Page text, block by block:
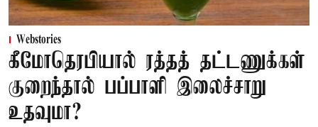
Webstories
கீமோதெரபியால் ரத்தத் தட்டணுக்கள்
குறைந்தால் பப்பாளி இலைச்சாறு
உதவுமா?